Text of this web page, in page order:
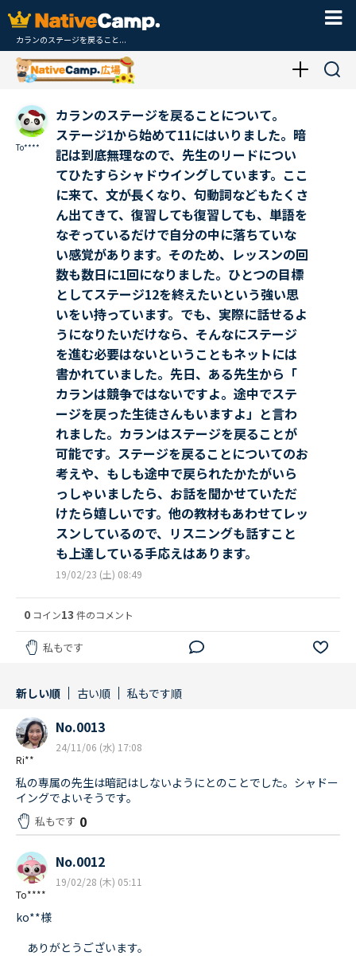
カランのステージを戻ること...
To****
カランのステージを戻ることについて。
ステージ1から始めて11にはいりました。暗
記は到底無理なので、先生のリードについ
てひたすらシャドウイングしています。ここ
に来て、文が長くなり、句動詞などもたくさ
ん出てきて、復習しても復習しても、単語を
なぞっているだけで自分の中に落ちていな
い感覚があります。そのため、レッスンの回
数も数日に1回になりました。ひとつの目標
としてステージ12を終えたいという強い思
いをい持っています。でも、実際に話せるよ
うになりたいだけなら、そんなにステージ
を進む必要はないということもネットには
書かれていました。先日、ある先生から「
カランは競争ではないですよ。途中でステ
ージを戻った生徒さんもいますよ」と言わ
れました。カランはステージを戻ることが
可能です。ステージを戻ることについてのお
考えや、もしも途中で戻られたかたがいら
っしゃいましたら、お話を聞かせていただ
けたら嬉しいです。他の教材もあわせてレッ
スンしているので、リスニングも話すこと
も上達している手応えはあります。
19/02/23 (土) 08:49
0 コイン13 件のコメント
私もです
新しい順 古い順 私もです順
Ri**
No.0013
24/11/06 (水) 17:08
私の専属の先生は暗記はしないようにとのことでした。シャドー
イングでよいそうです。
私もです 0
To****
No.0012
19/02/28 (木) 05:11
ko**様
ありがとうございます。